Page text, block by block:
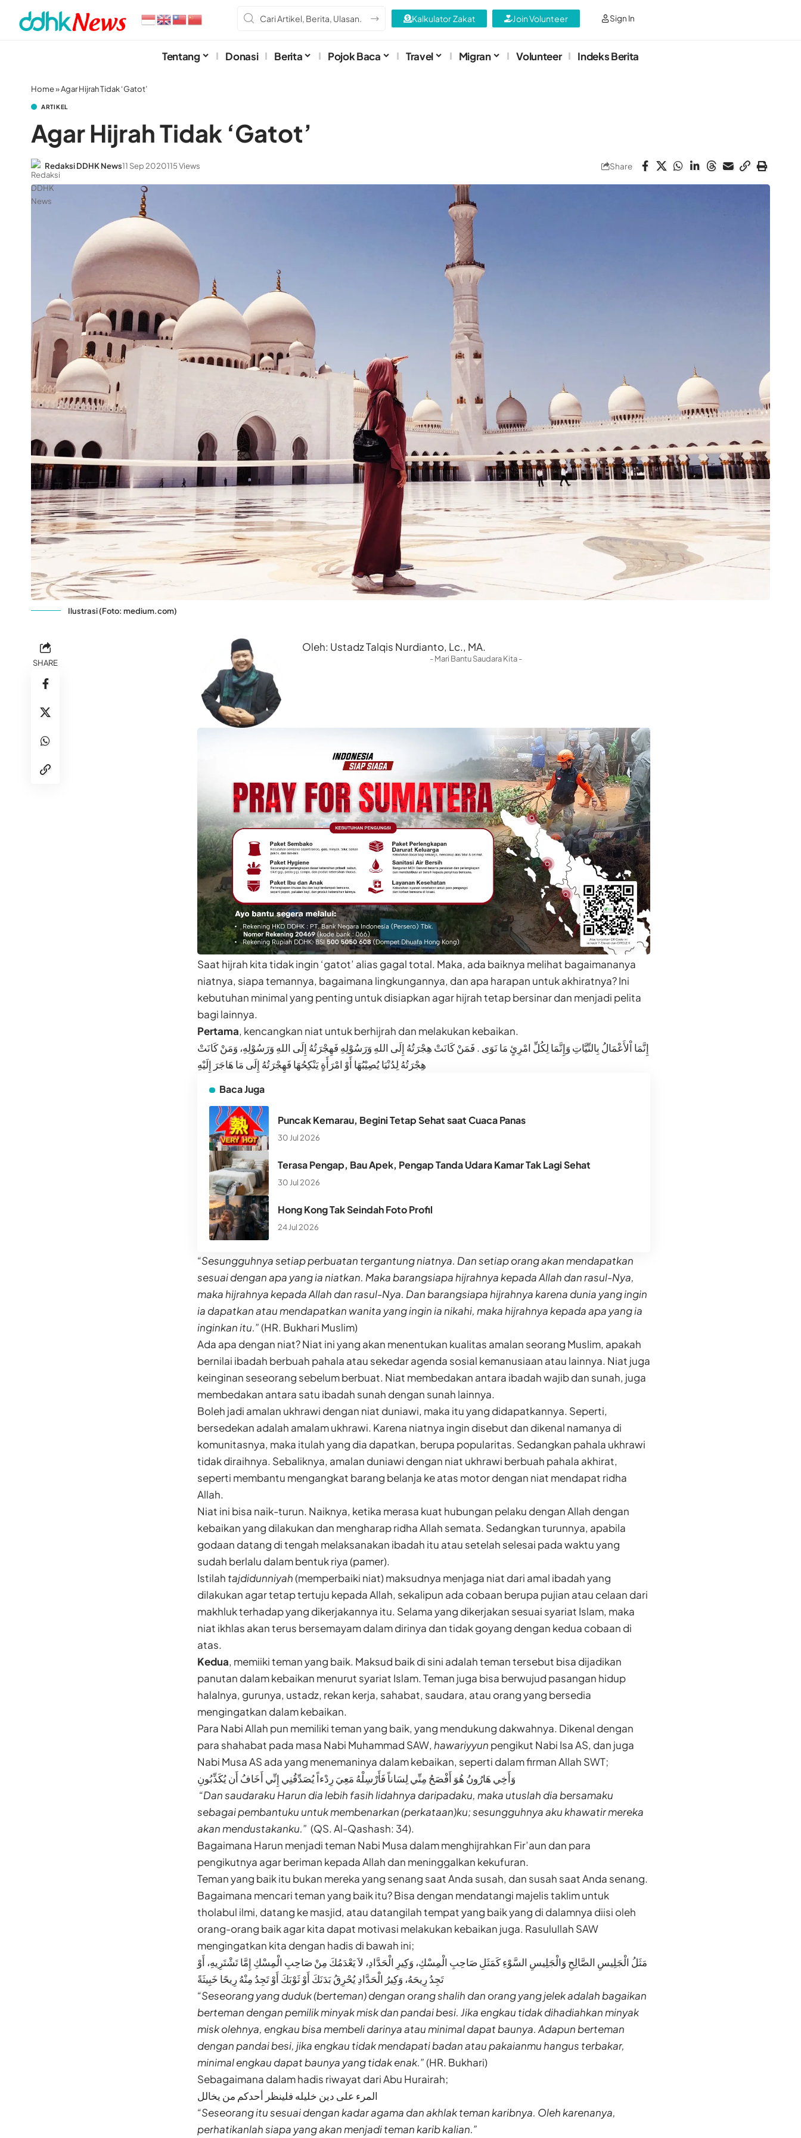
Sign In
Kalkulator Zakat Join Volunteer
Tentang Donasi Berita Pojok Baca Travel Migran Volunteer Indeks Berita
Home»Agar Hijrah Tidak ‘Gatot’
ARTIKEL
Agar Hijrah Tidak ‘Gatot’
Redaksi DDHK News11 Sep 2020115 Views Share
Ilustrasi (Foto: medium.com)
SHARE
Oleh: Ustadz Talqis Nurdianto, Lc., MA.
- Mari Bantu Saudara Kita -
Saat hijrah kita tidak ingin ‘gatot’ alias gagal total. Maka, ada baiknya melihat bagaimananya
niatnya, siapa temannya, bagaimana lingkungannya, dan apa harapan untuk akhiratnya? Ini
kebutuhan minimal yang penting untuk disiapkan agar hijrah tetap bersinar dan menjadi pelita
bagi lainnya.
Pertama, kencangkan niat untuk berhijrah dan melakukan kebaikan.
ﺇِﻧَّﻤَﺎ ﺍْﻷَﻋْﻤَﺎﻝُ ﺑِﺎﻟﻨِّﻴَّﺎﺕِ ﻭَﺇِﻧَّﻤَﺎ ﻟِﻜُﻞِّ ﺍﻣْﺮِﺉٍ ﻣَﺎ ﻧَﻮَﻯ . ﻓَﻤَﻦْ ﻛَﺎﻧَﺖْ ﻫِﺠْﺮَﺗُﻪُ ﺇِﻟَﻰ ﺍﻟﻠﻪِ ﻭَﺭَﺳُﻮْﻟِﻪِ ﻓَﻬِﺠْﺮَﺗُﻪُ ﺇِﻟَﻰ ﺍﻟﻠﻪِ ﻭَﺭَﺳُﻮْﻟِﻪِ، ﻭَﻣَﻦْ ﻛَﺎﻧَﺖْ
ﻫِﺠْﺮَﺗُﻪُ ﻟِﺪُﻧْﻴَﺎ ﻳُﺼِﻴْﺒُﻬَﺎ ﺃَﻭْ ﺍﻣْﺮَﺃَﺓٍ ﻳَﻨْﻜِﺤُﻬَﺎ ﻓَﻬِﺠْﺮَﺗُﻪُ ﺇِﻟَﻰ ﻣَﺎ ﻫَﺎﺟَﺮَ ﺇِﻟَﻴْﻪِ
Baca Juga
Puncak Kemarau, Begini Tetap Sehat saat Cuaca Panas
30 Jul 2026
Terasa Pengap, Bau Apek, Pengap Tanda Udara Kamar Tak Lagi Sehat
30 Jul 2026
Hong Kong Tak Seindah Foto Profil
24 Jul 2026
“Sesungguhnya setiap perbuatan tergantung niatnya. Dan setiap orang akan mendapatkan
sesuai dengan apa yang ia niatkan. Maka barangsiapa hijrahnya kepada Allah dan rasul-Nya,
maka hijrahnya kepada Allah dan rasul-Nya. Dan barangsiapa hijrahnya karena dunia yang ingin
ia dapatkan atau mendapatkan wanita yang ingin ia nikahi, maka hijrahnya kepada apa yang ia
inginkan itu.”(HR. Bukhari Muslim)
Ada apa dengan niat? Niat ini yang akan menentukan kualitas amalan seorang Muslim, apakah
bernilai ibadah berbuah pahala atau sekedar agenda sosial kemanusiaan atau lainnya. Niat juga
keinginan seseorang sebelum berbuat. Niat membedakan antara ibadah wajib dan sunah, juga
membedakan antara satu ibadah sunah dengan sunah lainnya.
Boleh jadi amalan ukhrawi dengan niat duniawi, maka itu yang didapatkannya. Seperti,
bersedekan adalah amalam ukhrawi. Karena niatnya ingin disebut dan dikenal namanya di
komunitasnya, maka itulah yang dia dapatkan, berupa popularitas. Sedangkan pahala ukhrawi
tidak diraihnya. Sebaliknya, amalan duniawi dengan niat ukhrawi berbuah pahala akhirat,
seperti membantu mengangkat barang belanja ke atas motor dengan niat mendapat ridha
Allah.
Niat ini bisa naik-turun. Naiknya, ketika merasa kuat hubungan pelaku dengan Allah dengan
kebaikan yang dilakukan dan mengharap ridha Allah semata. Sedangkan turunnya, apabila
godaan datang di tengah melaksanakan ibadah itu atau setelah selesai pada waktu yang
sudah berlalu dalam bentuk riya (pamer).
Istilah tajdidunniyah(memperbaiki niat) maksudnya menjaga niat dari amal ibadah yang
dilakukan agar tetap tertuju kepada Allah, sekalipun ada cobaan berupa pujian atau celaan dari
makhluk terhadap yang dikerjakannya itu. Selama yang dikerjakan sesuai syariat Islam, maka
niat ikhlas akan terus bersemayam dalam dirinya dan tidak goyang dengan kedua cobaan di
atas.
Kedua, memiiki teman yang baik. Maksud baik di sini adalah teman tersebut bisa dijadikan
panutan dalam kebaikan menurut syariat Islam. Teman juga bisa berwujud pasangan hidup
halalnya, gurunya, ustadz, rekan kerja, sahabat, saudara, atau orang yang bersedia
mengingatkan dalam kebaikan.
Para Nabi Allah pun memiliki teman yang baik, yang mendukung dakwahnya. Dikenal dengan
para shahabat pada masa Nabi Muhammad SAW, hawariyyun pengikut Nabi Isa AS, dan juga
Nabi Musa AS ada yang menemaninya dalam kebaikan, seperti dalam firman Allah SWT;
وَأَخِي هَارُونُ هُوَ أَفْصَحُ مِنِّي لِسَاناً فَأَرْسِلْهُ مَعِيَ رِدْءاً يُصَدِّقُنِي إِنِّي أَخَافُ أَن يُكَذِّبُونِ
“Dan saudaraku Harun dia lebih fasih lidahnya daripadaku, maka utuslah dia bersamaku
sebagai pembantuku untuk membenarkan (perkataan)ku; sesungguhnya aku khawatir mereka
akan mendustakanku.” (QS. Al-Qashash: 34).
Bagaimana Harun menjadi teman Nabi Musa dalam menghijrahkan Fir’aun dan para
pengikutnya agar beriman kepada Allah dan meninggalkan kekufuran.
Teman yang baik itu bukan mereka yang senang saat Anda susah, dan susah saat Anda senang.
Bagaimana mencari teman yang baik itu? Bisa dengan mendatangi majelis taklim untuk
tholabul ilmi, datang ke masjid, atau datangilah tempat yang baik yang di dalamnya diisi oleh
orang-orang baik agar kita dapat motivasi melakukan kebaikan juga. Rasulullah SAW
mengingatkan kita dengan hadis di bawah ini;
مَثَلُ الْجَلِيسِ الصَّالِحِ وَالْجَلِيسِ السَّوْءِ كَمَثَلِ صَاحِبِ الْمِسْكِ، وَكِيرِ الْحَدَّادِ، لاَ يَعْدَمُكَ مِنْ صَاحِبِ الْمِسْكِ إِمَّا تَشْتَرِيهِ، أَوْ
تَجِدُ رِيحَهُ، وَكِيرُ الْحَدَّادِ يُحْرِقُ بَدَنَكَ أَوْ ثَوْبَكَ أَوْ تَجِدُ مِنْهُ رِيحًا خَبِيثَةً
“Seseorang yang duduk (berteman) dengan orang shalih dan orang yang jelek adalah bagaikan
berteman dengan pemilik minyak misk dan pandai besi. Jika engkau tidak dihadiahkan minyak
misk olehnya, engkau bisa membeli darinya atau minimal dapat baunya. Adapun berteman
dengan pandai besi, jika engkau tidak mendapati badan atau pakaianmu hangus terbakar,
minimal engkau dapat baunya yang tidak enak.”(HR. Bukhari)
Sebagaimana dalam hadis riwayat dari Abu Hurairah;
المرء على دين خليله فلينظر أحدكم من يخالل
“Seseorang itu sesuai dengan kadar agama dan akhlak teman karibnya. Oleh karenanya,
perhatikanlah siapa yang akan menjadi teman karib kalian.”